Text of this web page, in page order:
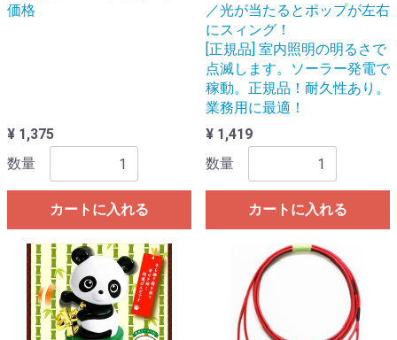
価格
¥ 1,375
数量
カートに入れる
／光が当たるとポップが左右
にスィング！
[正規品] 室内照明の明るさで
点滅します。ソーラー発電で
稼動。正規品！耐久性あり。
業務用に最適！
¥ 1,419
数量
カートに入れる